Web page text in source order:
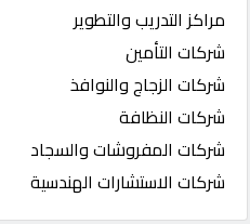
مراكز التدريب والتطوير
شركات التأمين
شركات الزجاج والنوافذ
شركات النظافة
شركات المفروشات والسجاد
شركات الاستشارات الهندسية